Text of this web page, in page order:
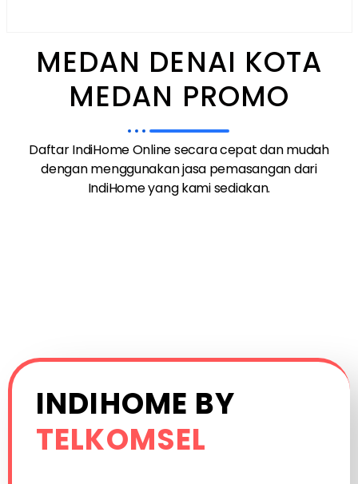
MEDAN DENAI KOTA
MEDAN PROMO
Daftar IndiHome Online secara cepat dan mudah
dengan menggunakan jasa pemasangan dari
IndiHome yang kami sediakan.
INDIHOME BY
TELKOMSEL